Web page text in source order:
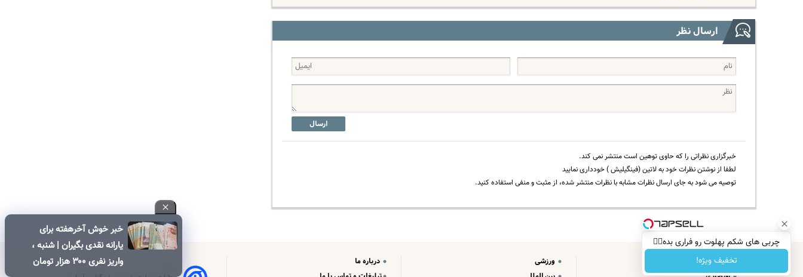
ارسال نظر
ارسال
خبرگزاری نظراتی را که حاوی توهین است منتشر نمی کند.
لطفا از نوشتن نظرات خود به لاتین (فینگیلیش ) خودداری نمایید
توصیه می شود به جای ارسال نظرات مشابه با نظرات منتشر شده، از مثبت و منفی استفاده کنید.
چربی های شکم پهلوت رو فراری بده👌🏻
تخفیف ویژه!
خبر خوش آخرهفته برای
یارانه نقدی بگیران | شنبه ،
واریز نفری ۳۰۰ هزار تومان
سیاسی
ورزشی
درباره ما